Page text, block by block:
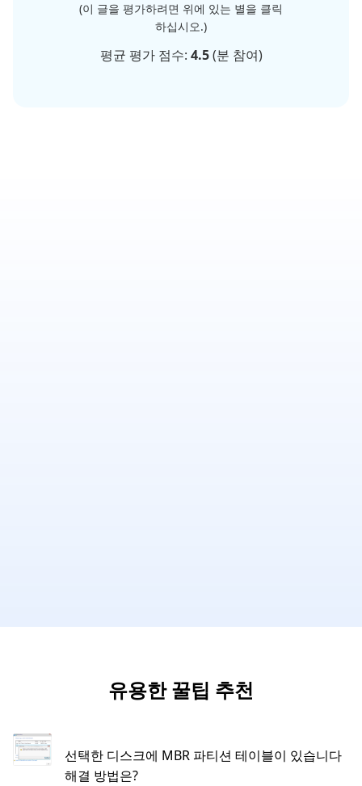
(이 글을 평가하려면 위에 있는 별을 클릭
하십시오.)
평균 평가 점수: 4.5(분 참여)
유용한 꿀팁 추천
선택한 디스크에 MBR 파티션 테이블이 있습니다
해결 방법은?